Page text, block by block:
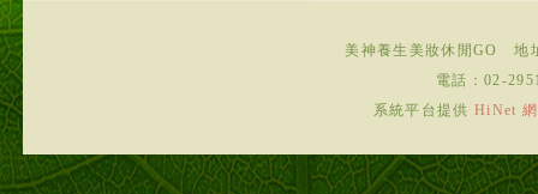
美神養生美妝休閒GO
地
電話： 02-
系統平台提供HiNet